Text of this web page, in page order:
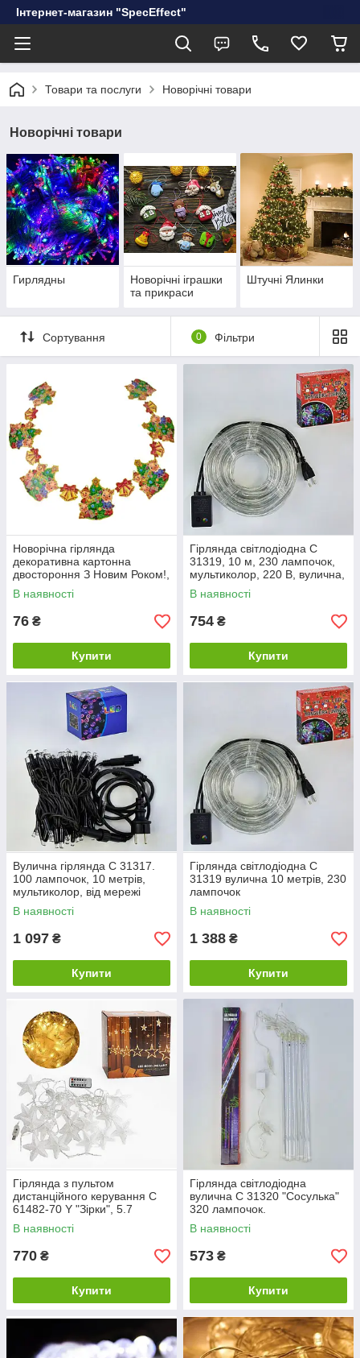
Інтернет-магазин "SpecEffect"
Товари та послуги Новорічні товари
Новорічні товари
Гирлядны
Новорічні іграшки
та прикраси
Штучні Ялинки
Сортування 0 Фільтри
Новорічна гірлянда
декоративна картонна
двостороння З Новим Роком!,
з глітером
В наявності
76 ₴
Купити
Гірлянда світлодіодна C
31319, 10 м, 230 лампочок,
мультиколор, 220 В, вулична,
у коробці
В наявності
754 ₴
Купити
Вулична гірлянда С 31317.
100 лампочок, 10 метрів,
мультиколор, від мережі
220V.
В наявності
1 097 ₴
Купити
Гірлянда світлодіодна С
31319 вулична 10 метрів, 230
лампочок
В наявності
1 388 ₴
Купити
Гірлянда з пультом
дистанційного керування C
61482-70 Y "Зірки", 5.7
метрів.
В наявності
770 ₴
Купити
Гірлянда світлодіодна
вулична С 31320 "Сосулька"
320 лампочок.
В наявності
573 ₴
Купити